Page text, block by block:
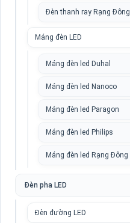
Đèn thanh ray Rạng Đông
Máng đèn LED
Máng đèn led Duhal
Máng đèn led Nanoco
Máng đèn led Paragon
Máng đèn led Philips
Máng đèn led Rạng Đông
Đèn pha LED
Đèn đường LED